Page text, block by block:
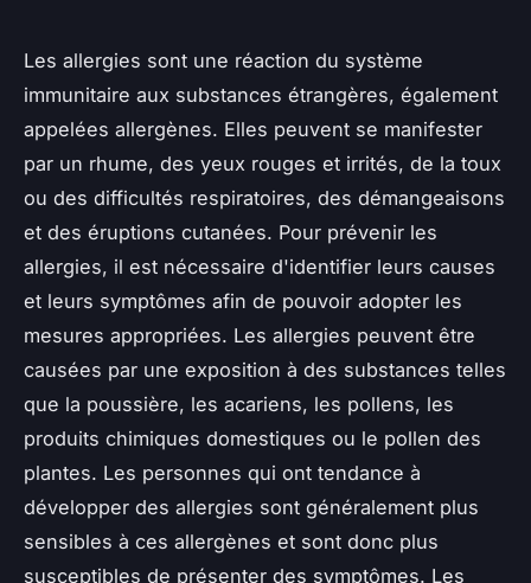
Les allergies sont une réaction du système
immunitaire aux substances étrangères, également
appelées allergènes. Elles peuvent se manifester
par un rhume, des yeux rouges et irrités, de la toux
ou des difficultés respiratoires, des démangeaisons
et des éruptions cutanées. Pour prévenir les
allergies, il est nécessaire d'identifier leurs causes
et leurs symptômes afin de pouvoir adopter les
mesures appropriées. Les allergies peuvent être
causées par une exposition à des substances telles
que la poussière, les acariens, les pollens, les
produits chimiques domestiques ou le pollen des
plantes. Les personnes qui ont tendance à
développer des allergies sont généralement plus
sensibles à ces allergènes et sont donc plus
susceptibles de présenter des symptômes. Les